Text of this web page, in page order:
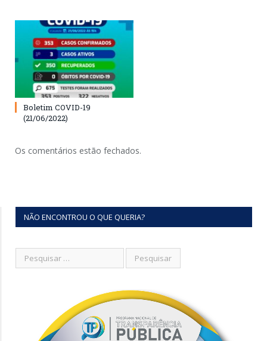
Boletim COVID-19
(21/06/2022)
Os comentários estão fechados.
NÃO ENCONTROU O QUE QUERIA?